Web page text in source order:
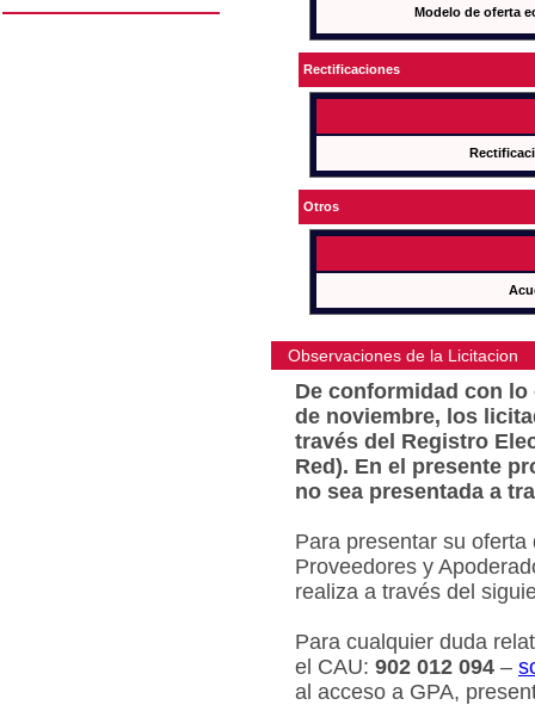
Modelo de oferta
Rectificaciones
Otros
Observaciones de la Licitacion
De conformidad con lo
de noviembre, los
través del Registro
Red). En el presente
no sea presentada a
Para presentar su
Proveedores y
realiza a través del
Para cualquier duda
el CAU: 902 012 094 –
al acceso a GPA,